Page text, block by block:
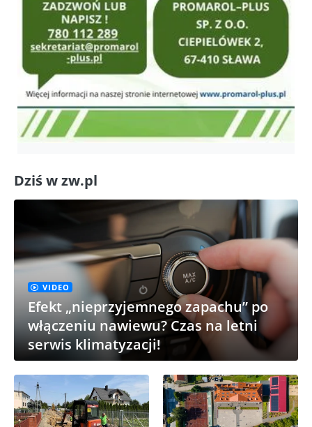
Dziś w zw.pl
VIDEO
Efekt „nieprzyjemnego zapachu” po
włączeniu nawiewu? Czas na letni
serwis klimatyzacji!